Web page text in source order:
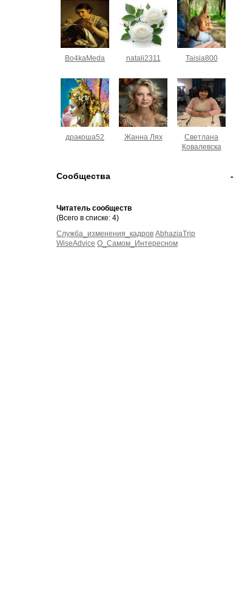
Bo4kaMeda natali2311 Taisia800
дракоша52 Жанна Лях
Светлана
Ковалевска
-
Сообщества
Читатель сообществ
(Всего в списке: 4)
Служба_изменения_кадров AbhaziaTrip
WiseAdvice О_Самом_Интересном